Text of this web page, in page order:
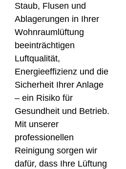
Staub, Flusen und
Ablagerungen in Ihrer
Wohnraumlüftung
beeinträchtigen
Luftqualität,
Energieeffizienz und die
Sicherheit Ihrer Anlage
– ein Risiko für
Gesundheit und Betrieb.
Mit unserer
professionellen
Reinigung sorgen wir
dafür, dass Ihre Lüftung